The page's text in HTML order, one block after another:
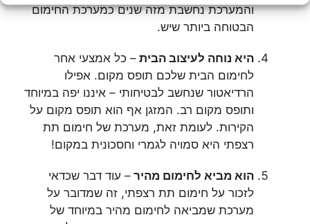
והמערכת נחשבת מזה שנים כמערכת החימום
הבטוחה ביותר שיש.
היא נוחה לעיצוב הבית – כל אמצעי אחר
לחימום הבית שלכם תופס מקום. אפילו
הרדיאטור שנחשב לבטיחותי – איננו יפה במיוחד
ותופס מקום רב. המזגן אף הוא תופס מקום על
הקירות. לעומת זאת, מערכת של חימום תת
רצפתי היא סמויה לגמרי וחסכונית במקום!
הוא מביא לחימום מהיר – עוד דבר שכדאי
לזכור על חימום תת רצפתי, זה שמדובר על
מערכת שמביאה לחימום מהיר במיוחד של